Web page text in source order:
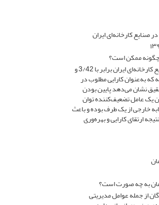
صنایع کارخانه‌ای ایران
ممکن است؟
نتایج مطالعه نشان می‌دهد میانگین کارایی کل صنایع کارخانه‌ای ایران برابر با 3/42 و
که به‌عنوان کارایی مطلوب در
نشان می‌دهد پایین بودن
یک عامل تضعیف‌کننده توان
خارجی از یک طرف بوده و باعث
ارتقای کارایی و بهره‌وری
به چه صورت است؟
از جمله عوامل مدیریتی